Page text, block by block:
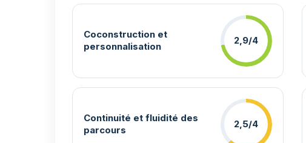
Coconstruction et
personnalisation
2,9/4
Continuité et fluidité des
parcours
2,5/4